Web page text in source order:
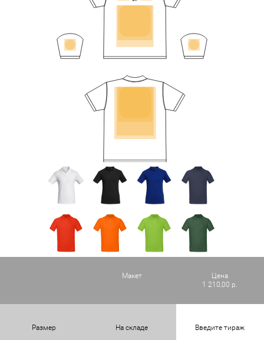
Макет
Цена
1 210,00 р.
Размер На складе Введите тираж